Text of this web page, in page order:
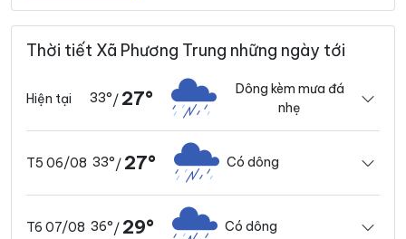
Thời tiết Xã Phương Trung những ngày tới
Hiện tại 33°/ 27°
Dông kèm mưa đá
nhẹ
T5 06/08 33°/ 27° Có dông
T6 07/08 36°/ 29° Có dông